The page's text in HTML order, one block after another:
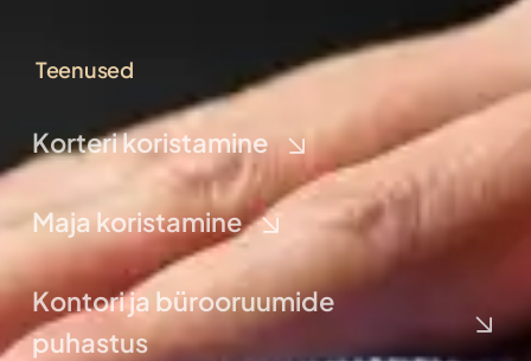
Teenused
Korteri koristamine
Maja koristamine
Kontori ja bürooruumide
puhastus